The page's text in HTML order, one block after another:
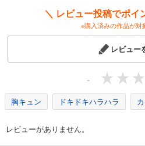
509 円 (税込)
あらすじを表示する
あらすじを表示する
＼ レビュー投稿でポイ
※購入済みの作品が対
レビュー
-
胸キュン ドキドキハラハラ
レビューがありません。